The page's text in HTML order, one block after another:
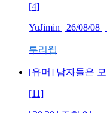
[4]
YuJimin | 26/08/08 |
루리웹
[유머] 남자들은
[11]